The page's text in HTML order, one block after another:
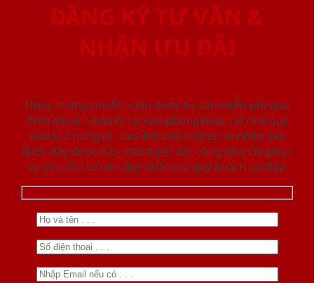
ĐĂNG KÝ TƯ VẤN &
NHẬN ƯU ĐÃI
Nhập thông tin để nhận được tư vấn miễn phí qua
điện thoại / email/ tại văn phòng hoặc tại nhà quý
khách. Chúng tôi cam kết mọi thông tin nhập vào
dưới đây được bảo mật tuyệt đối cũng như chỉ phục
vụ yêu cầu tư vấn duy nhất của quý khách tại đây.